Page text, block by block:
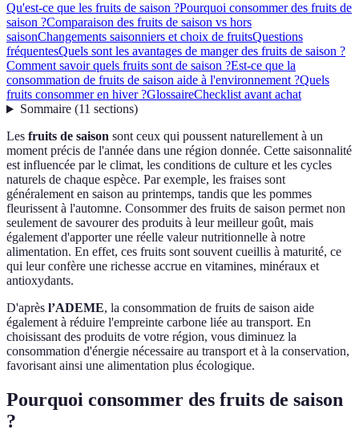
Qu'est-ce que les fruits de saison ?Pourquoi consommer des fruits de
saison ?Comparaison des fruits de saison vs hors
saisonChangements saisonniers et choix de fruitsQuestions
fréquentesQuels sont les avantages de manger des fruits de saison ?
Comment savoir quels fruits sont de saison ?Est-ce que la
consommation de fruits de saison aide à l'environnement ?Quels
fruits consommer en hiver ?GlossaireChecklist avant achat
Sommaire(11 sections)
Les fruits de saison sont ceux qui poussent naturellement à un
moment précis de l'année dans une région donnée. Cette saisonnalité
est influencée par le climat, les conditions de culture et les cycles
naturels de chaque espèce. Par exemple, les fraises sont
généralement en saison au printemps, tandis que les pommes
fleurissent à l'automne. Consommer des fruits de saison permet non
seulement de savourer des produits à leur meilleur goût, mais
également d'apporter une réelle valeur nutritionnelle à notre
alimentation. En effet, ces fruits sont souvent cueillis à maturité, ce
qui leur confère une richesse accrue en vitamines, minéraux et
antioxydants.
D'après l’ADEME, la consommation de fruits de saison aide
également à réduire l'empreinte carbone liée au transport. En
choisissant des produits de votre région, vous diminuez la
consommation d'énergie nécessaire au transport et à la conservation,
favorisant ainsi une alimentation plus écologique.
Pourquoi consommer des fruits de saison
?